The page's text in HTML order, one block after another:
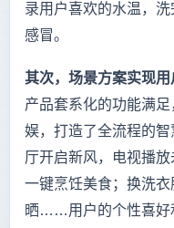
录用户喜欢的水温，
感冒。
其次，场景方案实现用
产品套系化的功能满
娱，打造了全流程的
厅开启新风，电视播
一键烹饪美食；换洗
晒……用户的个性喜好